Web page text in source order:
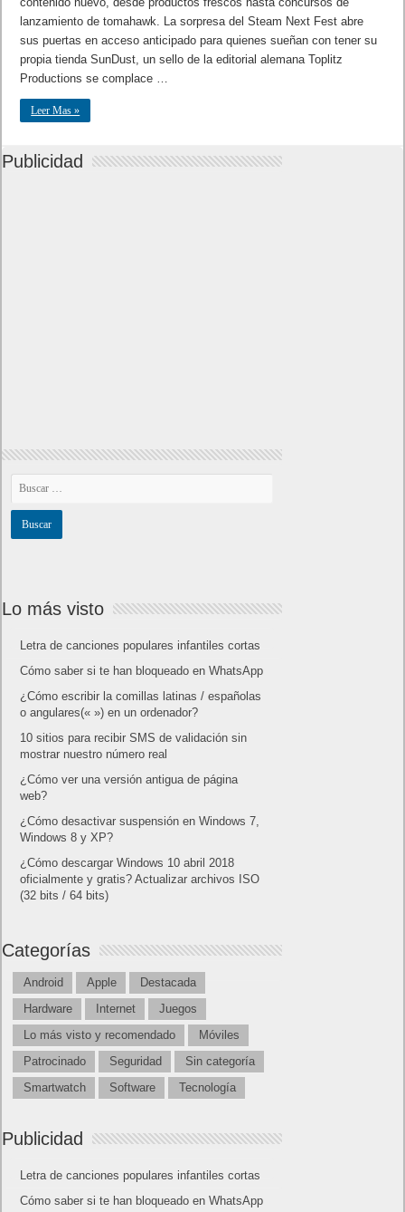
lanzamiento de tomahawk. La sorpresa del Steam Next Fest abre
sus puertas en acceso anticipado para quienes sueñan con tener su
propia tienda SunDust, un sello de la editorial alemana Toplitz
Productions se complace …
Leer Mas »
Publicidad
Lo más visto
Letra de canciones populares infantiles cortas
Cómo saber si te han bloqueado en WhatsApp
¿Cómo escribir la comillas latinas / españolas
o angulares(« ») en un ordenador?
10 sitios para recibir SMS de validación sin
mostrar nuestro número real
¿Cómo ver una versión antigua de página
web?
¿Cómo desactivar suspensión en Windows 7,
Windows 8 y XP?
¿Cómo descargar Windows 10 abril 2018
oficialmente y gratis? Actualizar archivos ISO
(32 bits / 64 bits)
Categorías
Android Apple
Destacada
Hardware
Internet
Juegos
Lo más visto y recomendado
Móviles
Patrocinado
Seguridad
Sin categoría
Smartwatch
Software Tecnología
Publicidad
Letra de canciones populares infantiles cortas
Cómo saber si te han bloqueado en WhatsApp